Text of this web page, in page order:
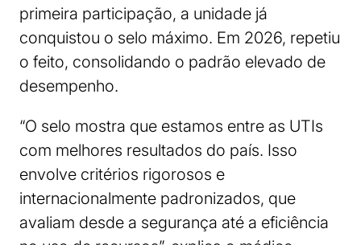
primeira participação, a unidade já
conquistou o selo máximo. Em 2026, repetiu
o feito, consolidando o padrão elevado de
desempenho.
“O selo mostra que estamos entre as UTIs
com melhores resultados do país. Isso
envolve critérios rigorosos e
internacionalmente padronizados, que
avaliam desde a segurança até a eficiência